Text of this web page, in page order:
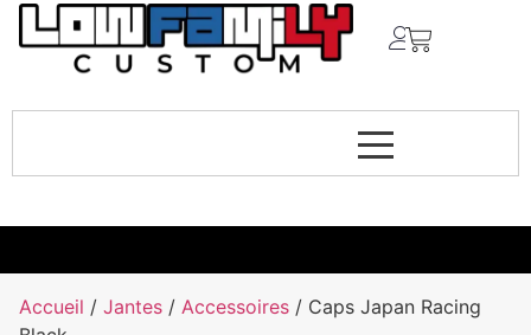
Accueil / Jantes / Accessoires / Caps Japan Racing